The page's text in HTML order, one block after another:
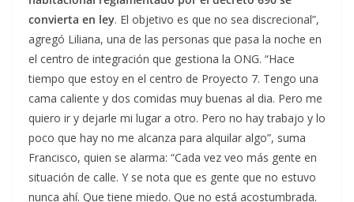
convierta en ley. El objetivo es que no sea discrecional”,
agregó Liliana, una de las personas que pasa la noche en
el centro de integración que gestiona la ONG. “Hace
tiempo que estoy en el centro de Proyecto 7. Tengo una
cama caliente y dos comidas muy buenas al dia. Pero me
quiero ir y dejarle mi lugar a otro. Pero no hay trabajo y lo
poco que hay no me alcanza para alquilar algo”, suma
Francisco, quien se alarma: “Cada vez veo más gente en
situación de calle. Y se nota que es gente que no estuvo
nunca ahí. Que tiene miedo. Que no está acostumbrada.